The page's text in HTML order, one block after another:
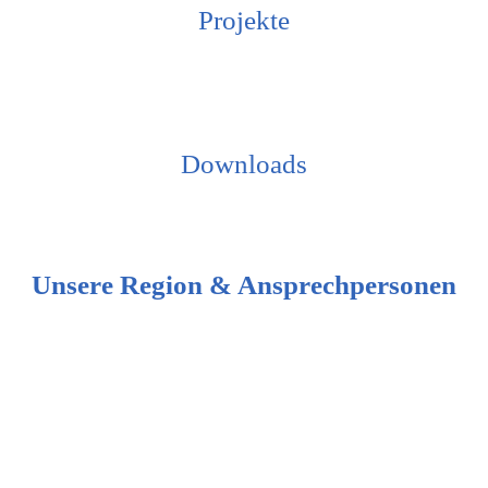
Projekte
Downloads
Unsere Region & Ansprechpersonen